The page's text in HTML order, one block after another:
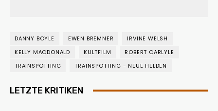
DANNY BOYLE EWEN BREMNER
IRVINE WELSH
KELLY MACDONALD
KULTFILM
ROBERT CARLYLE
TRAINSPOTTING
TRAINSPOTTING - NEUE HELDEN
LETZTE KRITIKEN